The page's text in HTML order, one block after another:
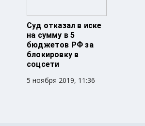
Суд отказал в иске
на сумму в 5
бюджетов РФ за
блокировку в
соцсети
5 ноября 2019, 11:36